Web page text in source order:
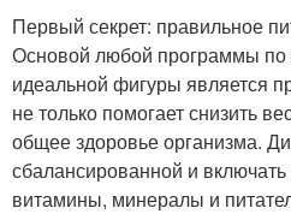
Первый секрет: правильное
Основой любой программы
идеальной фигуры является
не только помогает снизить
общее здоровье организма.
сбалансированной и
витамины, минералы и